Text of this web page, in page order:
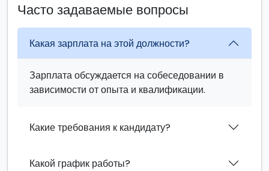
Часто задаваемые вопросы
Какая зарплата на этой должности?
Зарплата обсуждается на собеседовании в
зависимости от опыта и квалификации.
Какие требования к кандидату?
Какой график работы?